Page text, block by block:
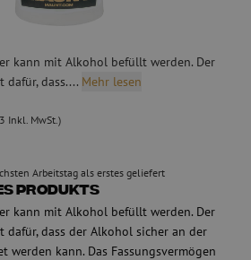
kann mit Alkohol befüllt werden. Der
dafür, dass.... Mehr lesen
Inkl. MwSt.)
Arbeitstag als erstes geliefert
Produkts
kann mit Alkohol befüllt werden. Der
dafür, dass der Alkohol sicher an der
werden kann. Das Fassungsvermögen